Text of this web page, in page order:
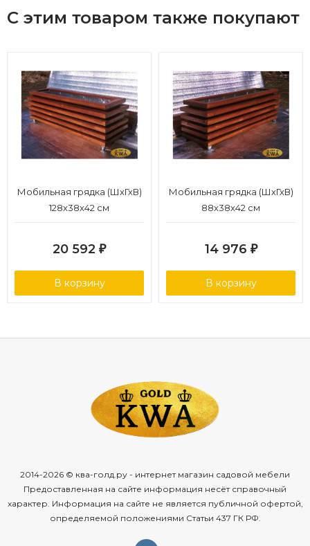
С этим товаром также покупают
Мобильная грядка (ШхГхВ)
128х38х42 см
20 592 ₽
В корзину
Мобильная грядка (ШхГхВ)
88х38х42 см
14 976 ₽
В корзину
2014-2026 © ква-голд.ру - интернет магазин садовой мебели
Предоставленная на сайте информация несёт справочный
характер. Информация на сайте не является публичной офертой,
определяемой положениями Статьи 437 ГК РФ.